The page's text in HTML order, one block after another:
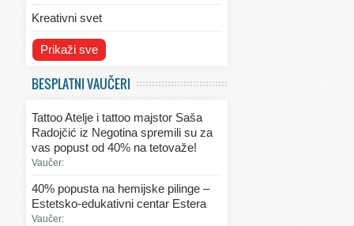
Kreativni svet
Svet ekologije
Svet kulinarstva
Svet lepote
Svet mode
Prikaži sve
BESPLATNI VAUČERI
Tattoo Atelje i tattoo majstor Saša
Radojčić iz Negotina spremili su za
vas popust od 40% na tetovaže!
Vaučer:
40% popusta na hemijske pilinge –
Estetsko-edukativni centar Estera
Vaučer: